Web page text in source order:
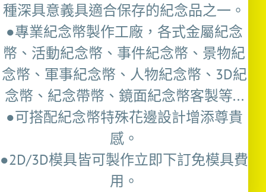
種深具意義具適合保存的紀念品之一。
●專業紀念幣製作工廠，各式金屬紀念
幣、活動紀念幣、事件紀念幣、景物紀
念幣、軍事紀念幣、人物紀念幣、3D紀
念幣、紀念帶幣、鏡面紀念幣客製等...
●可搭配紀念幣特殊花邊設計增添尊貴
感。
●2D/3D模具皆可製作立即下訂免模具費
用。